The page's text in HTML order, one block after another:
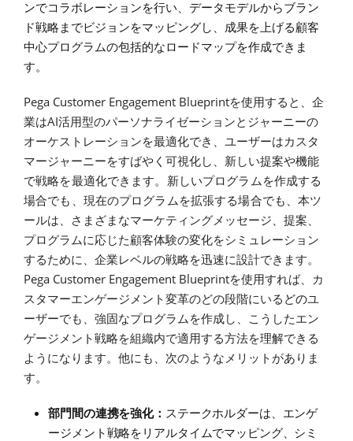
ンでコラボレーションを行い、データモデルからブラン
ド戦略までビジョンをマッピングし、成果を上げる顧客
中心プログラムの包括的なロードマップを作成できま
す。
Pega Customer Engagement Blueprintを使用すると、企
業はAI活用型のパーソナライゼーションとジャーニーの
オーケストレーションを最適化でき、ユーザーはカスタ
マージャーニーをすばやく可視化し、新しい提案や機能
で戦略を最適化できます。新しいプログラムを作成する
場合でも、現在のプログラムを拡張する場合でも、本ツ
ールは、さまざまなマーケティングメッセージ、提案、
プログラムに応じた顧客体験の変化をシミュレーション
するために、企業レベルの戦略を迅速に設計できます。
Pega Customer Engagement Blueprintを使用すれば、カ
スタマーエンゲージメント変革のどの段階にいる どのユ
ーザーでも、強固なプログラムを作成し、こうしたエン
ゲージメント戦略を組織内で適用する方法を理解できる
ようになります。他にも、次のようなメリットがありま
す。
部門間の連携を強化： ステークホルダーは、エンゲ
ージメント戦略をリアルタイムでマッピング、シミ